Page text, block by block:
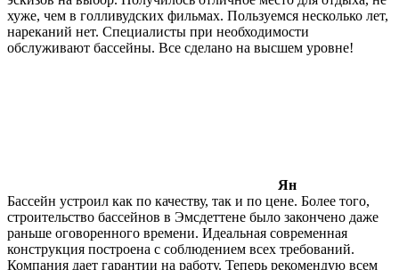
хуже, чем в голливудских фильмах. Пользуемся несколько лет,
нареканий нет. Специалисты при необходимости
обслуживают бассейны. Все сделано на высшем уровне!
Ян
Бассейн устроил как по качеству, так и по цене. Более того,
строительство бассейнов в Эмсдеттене было закончено даже
раньше оговоренного времени. Идеальная современная
конструкция построена с соблюдением всех требований.
Компания дает гарантии на работу. Теперь рекомендую всем